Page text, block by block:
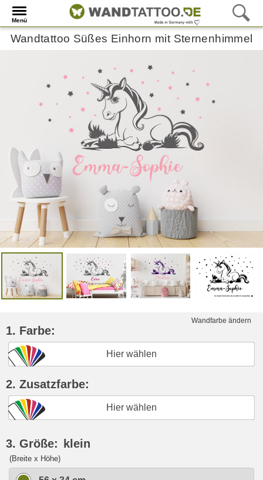
Menü
Wandtattoo Süßes Einhorn mit Sternenhimmel
Wandfarbe ändern
1. Farbe:
Hier wählen
2. Zusatzfarbe:
Hier wählen
3. Größe: klein
(Breite x Höhe)